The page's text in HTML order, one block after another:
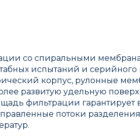
со спиральными
испытаний и серийного
корпус, рулонные
развитую удельную
фильтрации гарантирует
потоки